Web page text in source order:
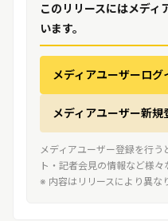
このリリースにはメディ
います。
メディアユーザーログ
メディアユーザー新規
メディアユーザー登録を行
ト・記者会見の情報など様々
※ 内容はリリースにより異な